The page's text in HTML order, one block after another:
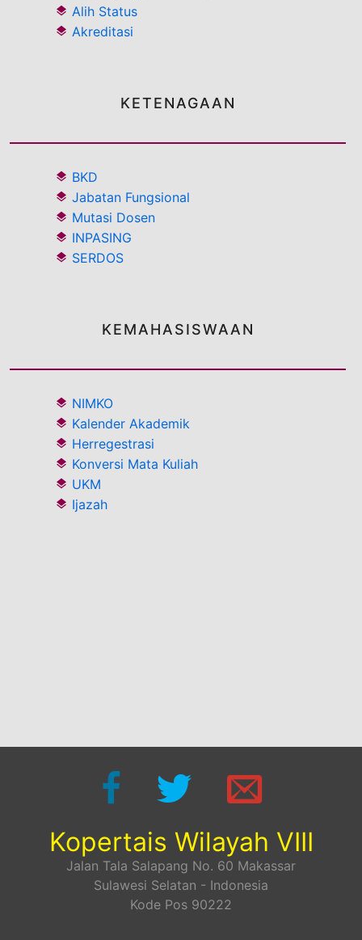
Alih Status
Akreditasi
KETENAGAAN
BKD
Jabatan Fungsional
Mutasi Dosen
INPASING
SERDOS
KEMAHASISWAAN
NIMKO
Kalender Akademik
Herregestrasi
Konversi Mata Kuliah
UKM
Ijazah
Kopertais Wilayah VIII
Jalan Tala Salapang No. 60 Makassar
Sulawesi Selatan - Indonesia
Kode Pos 90222